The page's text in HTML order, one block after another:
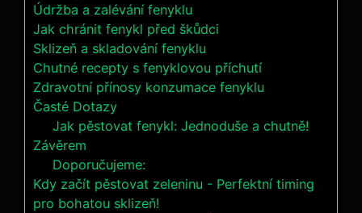
Údržba a zalévání fenyklu
Jak chránit fenykl před škůdci
Sklizeň a skladování fenyklu
Chutné recepty s fenyklovou příchutí
Zdravotní přínosy konzumace fenyklu
Časté Dotazy
Jak pěstovat fenykl: Jednoduše a chutně!
Závěrem
Doporučujeme:
Kdy začít pěstovat zeleninu - Perfektní timing
pro bohatou sklizeň!